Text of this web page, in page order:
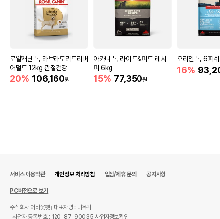
로얄캐닌 독 라브라도리트리버
어덜트 12kg 관절건강
20% 106,160원
아카나 독 라이트&피트 레시
피 6kg
15% 77,350원
오리젠 독 6피
16%
서비스 이용약관 개인정보 처리방침 입점/제휴 문의 공지사항
PC버전으로 보기
주식회사 어바웃펫
대표자명 : 나옥귀
사업자 등록번호 : 120-87-90035사업자정보확인